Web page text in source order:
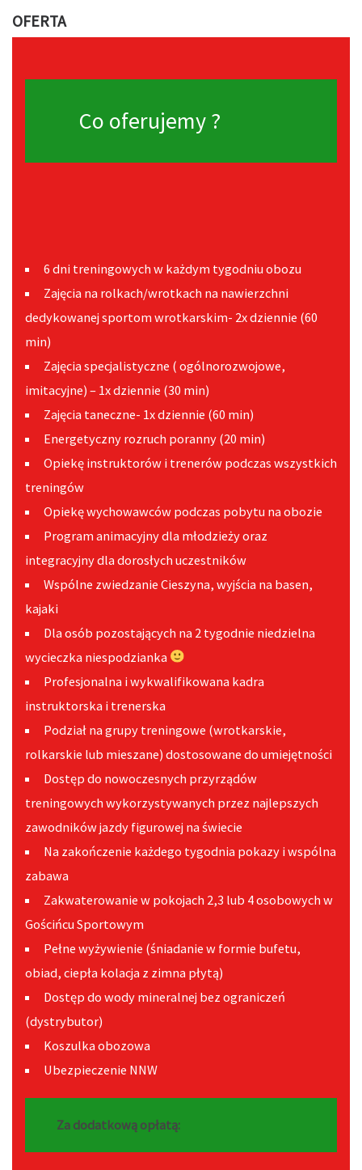
OFERTA
Co oferujemy ?
6 dni treningowych w każdym tygodniu obozu
Zajęcia na rolkach/wrotkach na nawierzchni
dedykowanej sportom wrotkarskim- 2x dziennie (60
min)
Zajęcia specjalistyczne ( ogólnorozwojowe,
imitacyjne) – 1x dziennie (30 min)
Zajęcia taneczne- 1x dziennie (60 min)
Energetyczny rozruch poranny (20 min)
Opiekę instruktorów i trenerów podczas wszystkich
treningów
Opiekę wychowawców podczas pobytu na obozie
Program animacyjny dla młodzieży oraz
integracyjny dla dorosłych uczestników
Wspólne zwiedzanie Cieszyna, wyjścia na basen,
kajaki
Dla osób pozostających na 2 tygodnie niedzielna
wycieczka niespodzianka
Profesjonalna i wykwalifikowana kadra
instruktorska i trenerska
Podział na grupy treningowe (wrotkarskie,
rolkarskie lub mieszane) dostosowane do umiejętności
Dostęp do nowoczesnych przyrządów
treningowych wykorzystywanych przez najlepszych
zawodników jazdy figurowej na świecie
Na zakończenie każdego tygodnia pokazy i wspólna
zabawa
Zakwaterowanie w pokojach 2,3 lub 4 osobowych w
Gościńcu Sportowym
Pełne wyżywienie (śniadanie w formie bufetu,
obiad, ciepła kolacja z zimna płytą)
Dostęp do wody mineralnej bez ograniczeń
(dystrybutor)
Koszulka obozowa
Ubezpieczenie NNW
Za dodatkową opłatą: